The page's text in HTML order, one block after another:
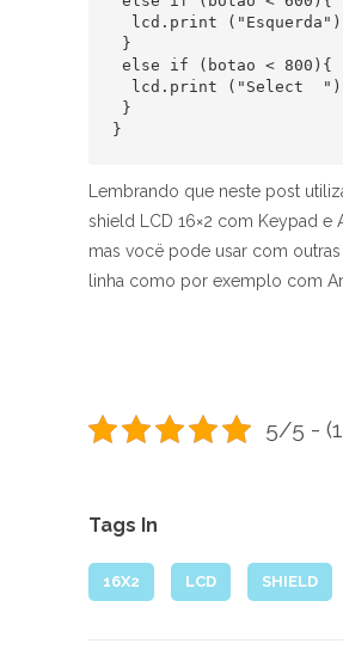
lcd.print
}
else if (botao < 800){
lcd.print ("Select
}
}
Lembrando que neste post
shield LCD 16×2 com Keypad e
mas vocë pode usar com
linha como por exemplo com
5/5 -
Tags In
16X2 LCD SHIELD